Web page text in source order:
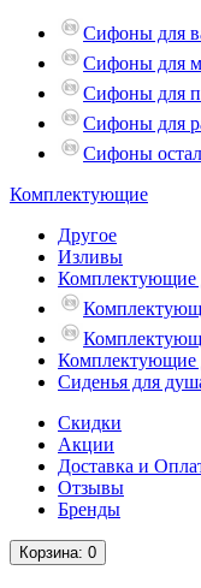
Сифоны для
Сифоны для
Сифоны для
Сифоны для
Сифоны
Комплектующие
Другое
Изливы
Комплектующие
Комплектующие
Сиденья для
Скидки
Акции
Доставка и
Отзывы
Бренды
Корзина: 0